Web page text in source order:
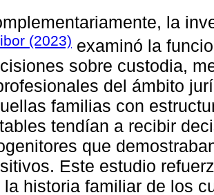
la
(2023) examinó la
sobre custodia,
del ámbito
familias con
tendían a recibir
que
Este estudio
la historia familiar de los